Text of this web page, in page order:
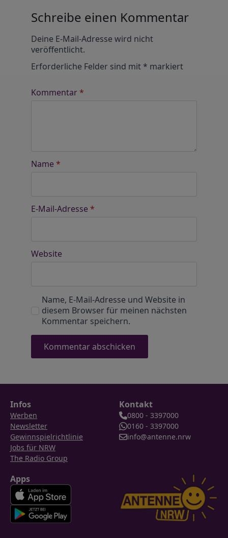
Schreibe einen Kommentar
Deine E-Mail-Adresse wird nicht
veröffentlicht.
Erforderliche Felder sind mit * markiert
Kommentar*
Name *
E-Mail-Adresse *
Website
Name, E-Mail-Adresse und Website in
diesem Browser für meinen nächsten
Kommentar speichern.
Infos
Werben
Newsletter
Gewinnspielrichtlinie
Jobs für NRW
The Radio Group
Kontakt
0800 - 3397000
0160 - 3397000
info@antenne.nrw
Apps